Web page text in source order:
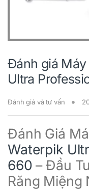
Đánh giá
Ultra
Đánh giá và tư vấn
Đánh Giá
Waterpik
660 – Đầu
Răng Miệng